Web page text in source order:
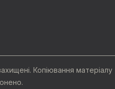
Копіювання матеріалу